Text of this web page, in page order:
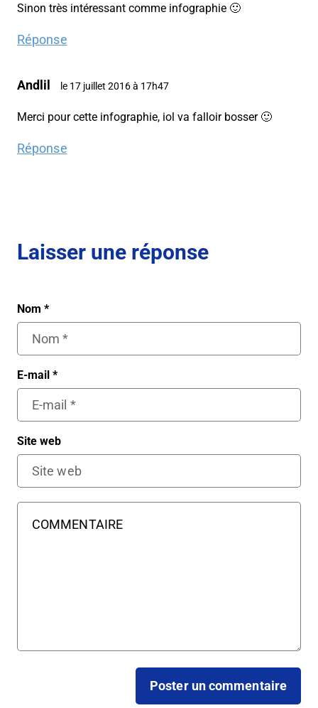
Sinon très intéressant comme infographie 🙂
Réponse
Andlil le 17 juillet 2016 à 17h47
Merci pour cette infographie, iol va falloir bosser 🙂
Réponse
Laisser une réponse
Nom *
E-mail *
Site web